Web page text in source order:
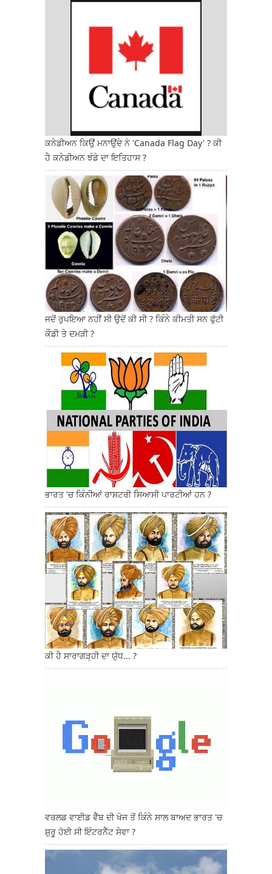
ਕਨੇਡੀਅਨ ਕਿਉਂ ਮਨਾਉਂਦੇ ਨੇ 'Canada Flag Day' ? ਕੀ
ਹੈ ਕਨੇਡੀਅਨ ਝੰਡੇ ਦਾ ਇਤਿਹਾਸ ?
ਜਦੋਂ ਰੁਪਇਆ ਨਹੀਂ ਸੀ ਉਦੋਂ ਕੀ ਸੀ ? ਕਿੰਨੇ ਕੀਮਤੀ ਸਨ ਫੁੱਟੀ
ਕੌਡੀ ਤੇ ਦਮੜੀ ?
ਭਾਰਤ 'ਚ ਕਿੰਨੀਆਂ ਰਾਸ਼ਟਰੀ ਸਿਆਸੀ ਪਾਰਟੀਆਂ ਹਨ ?
ਕੀ ਹੈ ਸਾਰਾਗੜ੍ਹੀ ਦਾ ਯੁੱਧ... ?
ਵਰਲਡ ਵਾਈਡ ਵੈੱਬ ਦੀ ਖੋਜ ਤੋਂ ਕਿੰਨੇ ਸਾਲ ਬਾਅਦ ਭਾਰਤ 'ਚ
ਸ਼ੁਰੂ ਹੋਈ ਸੀ ਇੰਟਰਨੈੱਟ ਸੇਵਾ ?